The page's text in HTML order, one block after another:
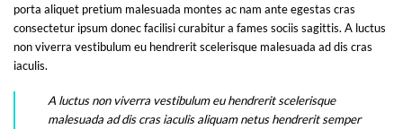
porta aliquet pretium malesuada montes ac nam ante egestas cras
consectetur ipsum donec facilisi curabitur a fames sociis sagittis. A luctus
non viverra vestibulum eu hendrerit scelerisque malesuada ad dis cras
iaculis.
A luctus non viverra vestibulum eu hendrerit scelerisque
malesuada ad dis cras iaculis aliquam netus hendrerit semper